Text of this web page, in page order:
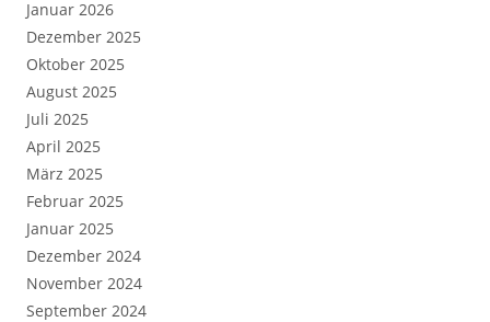
Januar 2026
Dezember 2025
Oktober 2025
August 2025
Juli 2025
April 2025
März 2025
Februar 2025
Januar 2025
Dezember 2024
November 2024
September 2024